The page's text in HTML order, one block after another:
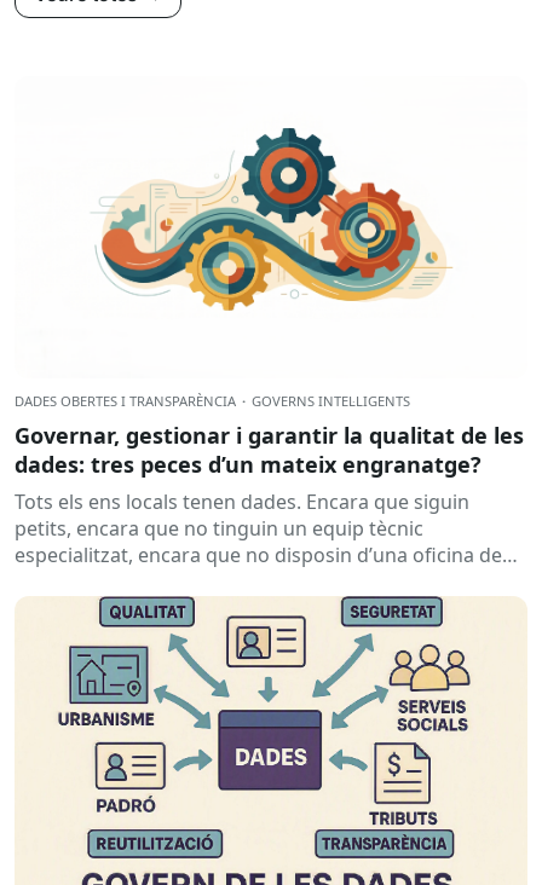
DADES OBERTES I TRANSPARÈNCIA · GOVERNS INTEL·LIGENTS
Governar, gestionar i garantir la qualitat de les
dades: tres peces d’un mateix engranatge?
Tots els ens locals tenen dades. Encara que siguin
petits, encara que no tinguin un equip tècnic
especialitzat, encara que no disposin d’una oficina de